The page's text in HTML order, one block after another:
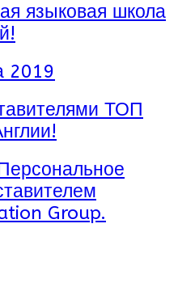
языковая школа
2019
ТОП
Group.